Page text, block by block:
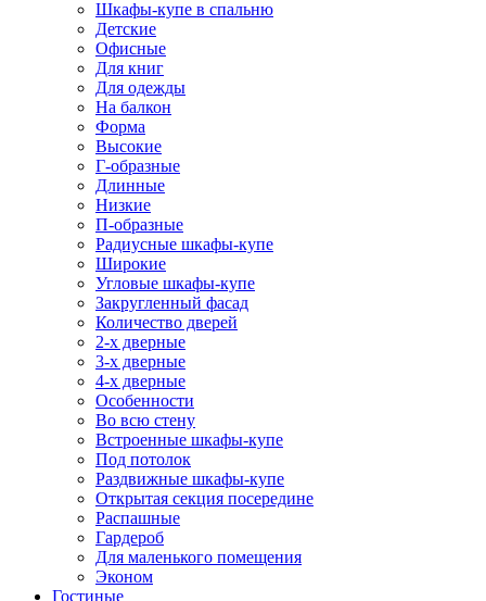
Шкафы-купе в спальню
Детские
Офисные
Для книг
Для одежды
На балкон
Форма
Высокие
Г-образные
Длинные
Низкие
П-образные
Радиусные шкафы-купе
Широкие
Угловые шкафы-купе
Закругленный фасад
Количество дверей
2-х дверные
3-х дверные
4-х дверные
Особенности
Во всю стену
Встроенные шкафы-купе
Под потолок
Раздвижные шкафы-купе
Открытая секция посередине
Распашные
Гардероб
Для маленького помещения
Эконом
Гостиные